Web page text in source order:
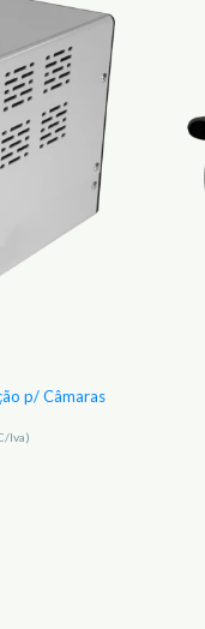
Adicionar
Favoritos
p/ Câmaras
Iva)